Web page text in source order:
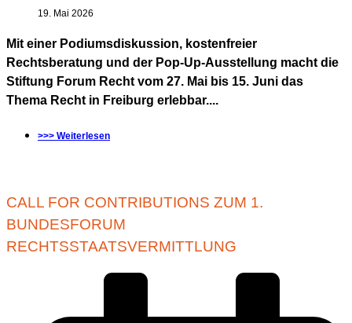
19. Mai 2026
Mit einer Podiumsdiskussion, kostenfreier
Rechtsberatung und der Pop-Up-Ausstellung macht die
Stiftung Forum Recht vom 27. Mai bis 15. Juni das
Thema Recht in Freiburg erlebbar....
>>> Weiterlesen
CALL FOR CONTRIBUTIONS ZUM 1.
BUNDESFORUM
RECHTSSTAATSVERMITTLUNG